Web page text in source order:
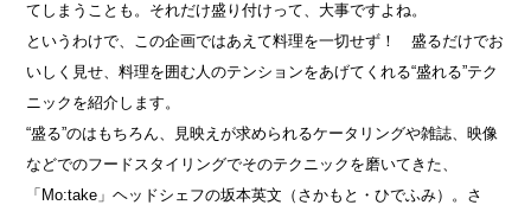
てしまうことも。それだけ盛り付けって、大事ですよね。
というわけで、この企画ではあえて料理を一切せず！ 盛るだけでお
いしく見せ、料理を囲む人のテンションをあげてくれる“盛れる”テク
ニックを紹介します。
“盛る”のはもちろん、見映えが求められるケータリングや雑誌、映像
などでのフードスタイリングでそのテクニックを磨いてきた、
「Mo:take」ヘッドシェフの坂本英文（さかもと・ひでふみ）。さ